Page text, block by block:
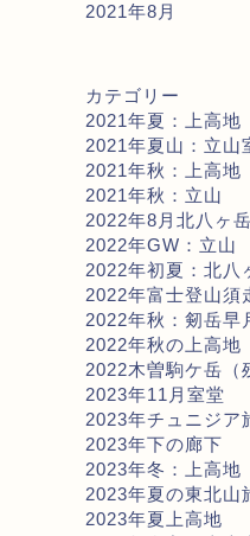
2021年8月
カテゴリー
2021年夏：上高地
2021年夏山：立山
2021年秋：上高地
2021年秋：立山
2022年8月北八ヶ岳
2022年GW：立山
2022年初夏：北八
2022年富士登山須
2022年秋：剱岳早
2022年秋の上高地
2022木曽駒ケ岳（
2023年11月室堂
2023年チュニジア
2023年下の廊下
2023年冬：上高地
2023年夏の東北山
2023年夏上高地